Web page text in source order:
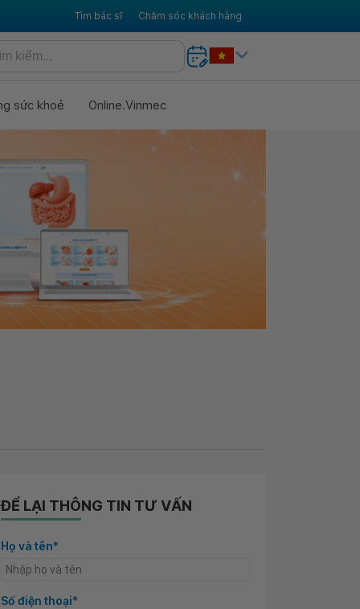
Tìm bác sĩ Chăm sóc khách hàng
sức khoẻ Online.Vinmec
ĐỂ LẠI THÔNG TIN TƯ VẤN
Họ và tên*
Số điện thoại*